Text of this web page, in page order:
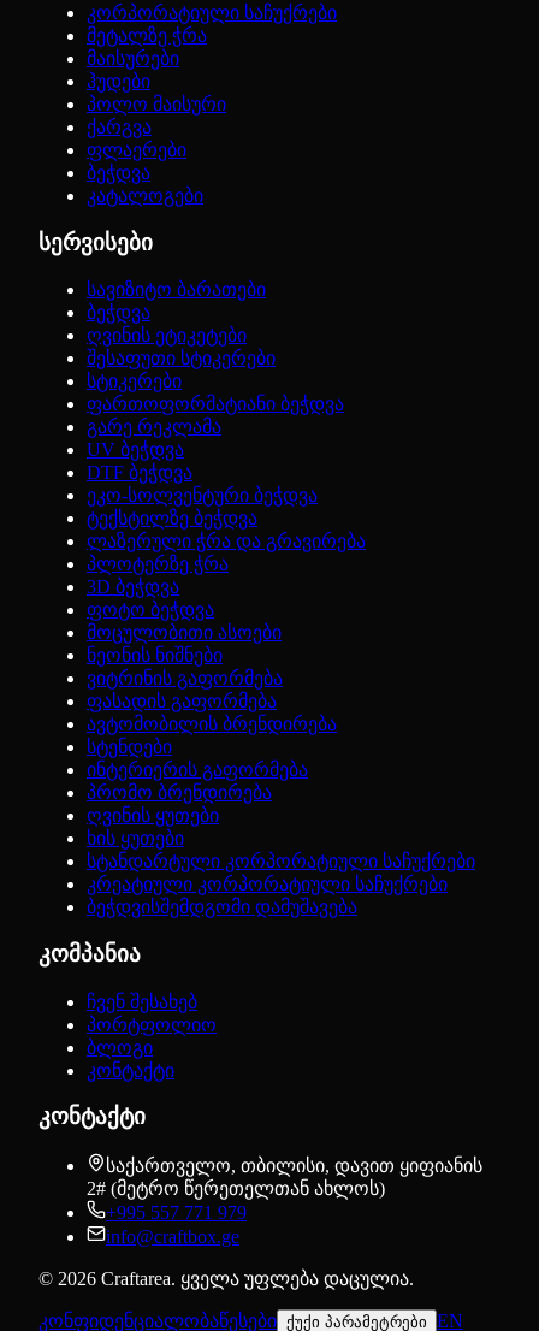
კორპორატიული საჩუქრები
მეტალზე ჭრა
მაისურები
ჰუდები
პოლო მაისური
ქარგვა
ფლაერები
ბეჭდვა
კატალოგები
სერვისები
სავიზიტო ბარათები
ბეჭდვა
ღვინის ეტიკეტები
შესაფუთი სტიკერები
სტიკერები
ფართოფორმატიანი ბეჭდვა
გარე რეკლამა
UV ბეჭდვა
DTF ბეჭდვა
ეკო-სოლვენტური ბეჭდვა
ტექსტილზე ბეჭდვა
ლაზერული ჭრა და გრავირება
პლოტერზე ჭრა
3D ბეჭდვა
ფოტო ბეჭდვა
მოცულობითი ასოები
ნეონის ნიშნები
ვიტრინის გაფორმება
ფასადის გაფორმება
ავტომობილის ბრენდირება
სტენდები
ინტერიერის გაფორმება
პრომო ბრენდირება
ღვინის ყუთები
ხის ყუთები
სტანდარტული კორპორატიული საჩუქრები
კრეატიული კორპორატიული საჩუქრები
ბეჭდვისშემდგომი დამუშავება
კომპანია
ჩვენ შესახებ
პორტფოლიო
ბლოგი
კონტაქტი
კონტაქტი
საქართველო, თბილისი, დავით ყიფიანის
2# (მეტრო წერეთელთან ახლოს)
+995 557 771 979
info@craftbox.ge
© 2026 Craftarea. ყველა უფლება დაცულია.
კონფიდენციალობაწესები ქუქი პარამეტრები EN